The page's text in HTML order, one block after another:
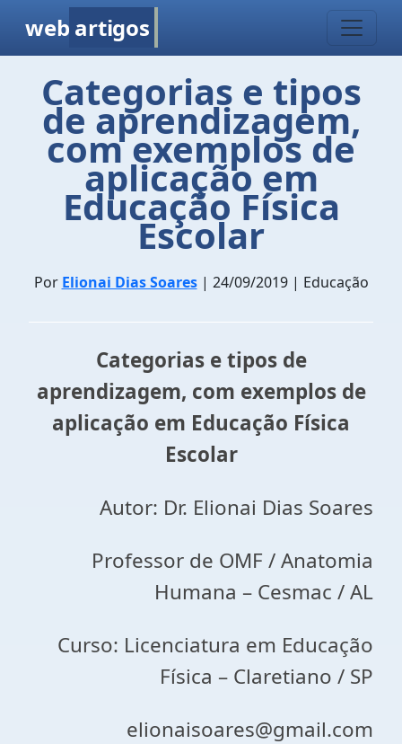
web artigos
Categorias e tipos
de aprendizagem,
com exemplos de
aplicação em
Educação Física
Escolar
Por Elionai Dias Soares| 24/09/2019 | Educação
Categorias e tipos de
aprendizagem, com exemplos de
aplicação em Educação Física
Escolar
Autor: Dr. Elionai Dias Soares
Professor de OMF / Anatomia
Humana – Cesmac / AL
Curso: Licenciatura em Educação
Física – Claretiano / SP
elionaisoares@gmail.com